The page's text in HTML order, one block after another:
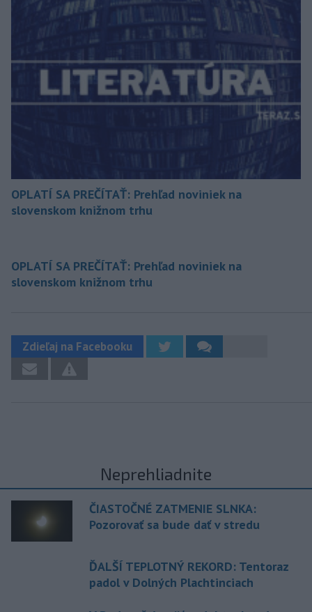
OPLATÍ SA PREČÍTAŤ: Prehľad noviniek na
slovenskom knižnom trhu
OPLATÍ SA PREČÍTAŤ: Prehľad noviniek na
slovenskom knižnom trhu
Zdieľaj na Facebooku
Neprehliadnite
ČIASTOČNÉ ZATMENIE SLNKA:
Pozorovať sa bude dať v stredu
ĎALŠÍ TEPLOTNÝ REKORD: Tentoraz
padol v Dolných Plachtinciach